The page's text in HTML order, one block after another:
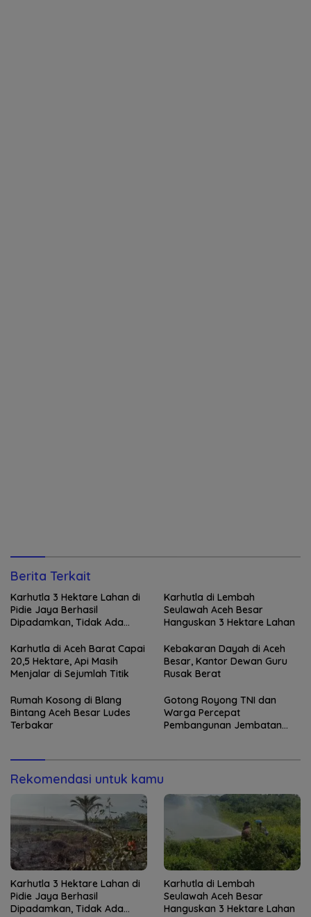
Berita Terkait
Karhutla 3 Hektare Lahan di
Pidie Jaya Berhasil
Dipadamkan, Tidak Ada
Karhutla di Lembah
Seulawah Aceh Besar
Hanguskan 3 Hektare Lahan
Karhutla di Aceh Barat Capai
20,5 Hektare, Api Masih
Menjalar di Sejumlah Titik
Kebakaran Dayah di Aceh
Besar, Kantor Dewan Guru
Rusak Berat
Rumah Kosong di Blang
Bintang Aceh Besar Ludes
Terbakar
Gotong Royong TNI dan
Warga Percepat
Pembangunan Jembatan
Rekomendasi untuk kamu
Karhutla 3 Hektare Lahan di
Pidie Jaya Berhasil
Dipadamkan, Tidak Ada
Karhutla di Lembah
Seulawah Aceh Besar
Hanguskan 3 Hektare Lahan